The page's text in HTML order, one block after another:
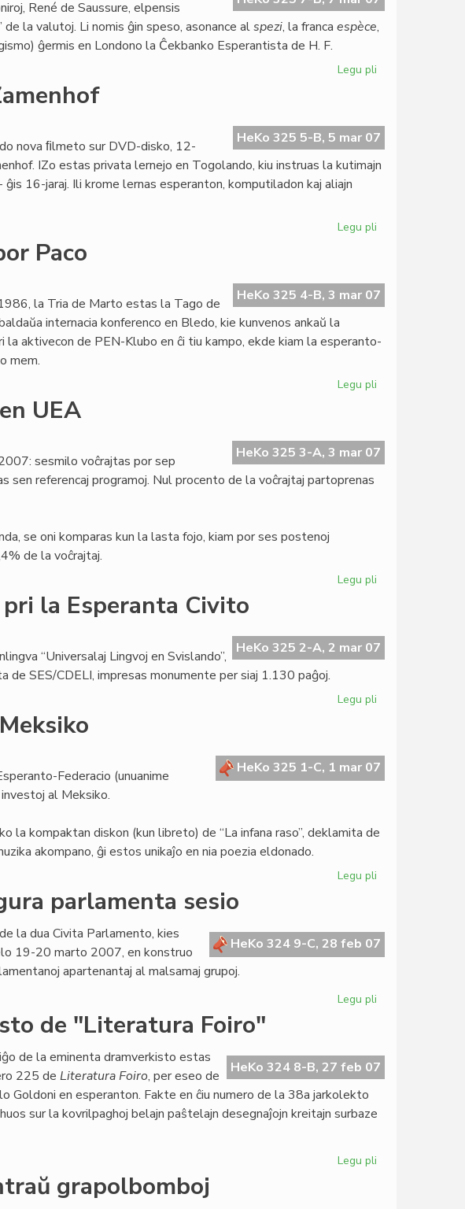
René de Saussure, elpensis
de la valutoj. Li nomis ĝin speso, asonance alspezi, la franca espèce,
ĝermis en Londono la Ĉekbanko Esperantista de H. F.
Legu pli
centjara
HeKo 325 5-B, 5 mar 07
nova ﬁlmeto sur DVD-disko, 12-
IZo estas privata lernejo en Togolando, kiu instruas la kutimajn
16-jaraj. Ili krome lernas esperanton, komputiladon kaj aliajn
Legu pli
Zamenhof
Paco
HeKo 325 4-B, 3 mar 07
la Tria de Marto estas la Tago de
internacia konferenco en Bledo, kie kunvenos ankaŭ la
aktivecon de PEN-Klubo en ĉi tiu kampo, ekde kiam la esperanto-
mem.
Legu pli
por
Paco
UEA
HeKo 325 3-A, 3 mar 07
sesmilo voĉrajtas por sep
sen referencaj programoj. Nul procento de la voĉrajtaj partoprenas
se oni komparas kun la lasta fojo, kiam por ses postenoj
de la voĉrajtaj.
Legu pli
UEA
la Esperanta Civito
HeKo 325 2-A, 2 mar 07
“Universalaj Lingvoj en Svislando”,
de SES/CDELI, impresas monumente per siaj 1.130 paĝoj.
Legu pli
la
Esperanta
HeKo 325 1-C, 1 mar 07
Federacio (unuanime
al Meksiko.
la kompaktan diskon (kun libreto) de “La infana raso”, deklamita de
akompano, ĝi estos unikaĵo en nia poezia eldonado.
Legu pli
Meksiko
parlamenta sesio
HeKo 324 9-C, 28 feb 07
la dua Civita Parlamento, kies
19-20 marto 2007, en konstruo
apartenantaj al malsamaj grupoj.
Legu pli
inaŭgura
parlamenta
de "Literatura Foiro"
HeKo 324 8-B, 27 feb 07
de la eminenta dramverkisto estas
225 de Literatura Foiro, per eseo de
Goldoni en esperanton. Fakte en ĉiu numero de la 38a jarkolekto
sur la kovrilpaghoj belajn paŝtelajn desegnaĵojn kreitajn surbaze
Legu pli
grapolbomboj